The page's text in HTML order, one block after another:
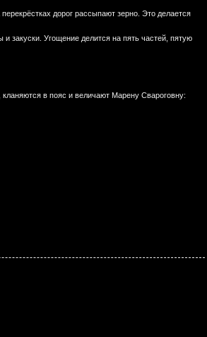
дорог рассыпают зерно. Это делается
закуски. Угощение делится на пять частей, пятую
в пояс и величают Марену Свароговну: